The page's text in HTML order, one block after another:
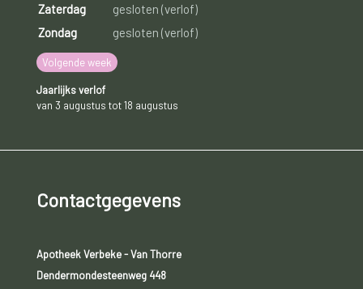
Zaterdag
gesloten (verlof)
Zondag
gesloten (verlof)
Volgende week
Jaarlijks verlof
van 3 augustus tot 18 augustus
Contactgegevens
Apotheek Verbeke - Van Thorre
Dendermondesteenweg 448